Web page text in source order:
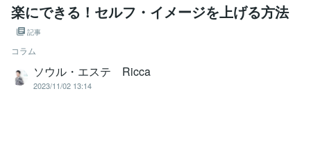
楽にできる！セルフ・イメージを上げる方法
記事
コラム
ソウル・エステ Ricca
2023/11/02 13:14